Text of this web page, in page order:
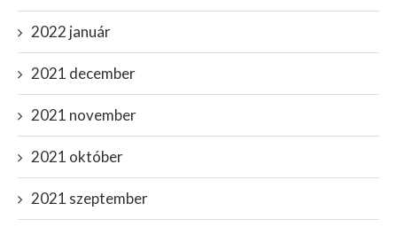
2022 január
2021 december
2021 november
2021 október
2021 szeptember